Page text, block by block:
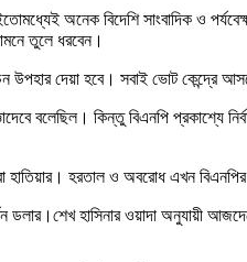
অনেক বিদেশি সাংবাদিক ও
তুলে ধরবেন।
উপহার দেয়া হবে। সবাই ভোট কেন্দ্রে
বলেছিল। কিন্তু বিএনপি
হাতিয়ার। হরতাল ও অবরোধ এখন
হাসিনার ওয়াদা অনুযায়ী